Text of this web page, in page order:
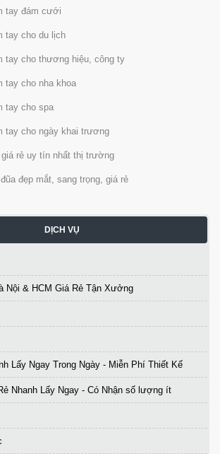
tay đám cưới
tay cho du lịch
tay cho thương hiệu, công ty
tay cho nha khoa
tay cho spa
tay cho ngày khai trương
rẻ uy tín nhất thị trường
đẹp mắt, sang trọng, giá rẻ
DỊCH VỤ
Nội & HCM Giá Rẻ Tận Xưởng
Lấy Ngay Trong Ngày - Miễn Phí Thiết Kế
Nhanh Lấy Ngay - Có Nhận số lượng ít